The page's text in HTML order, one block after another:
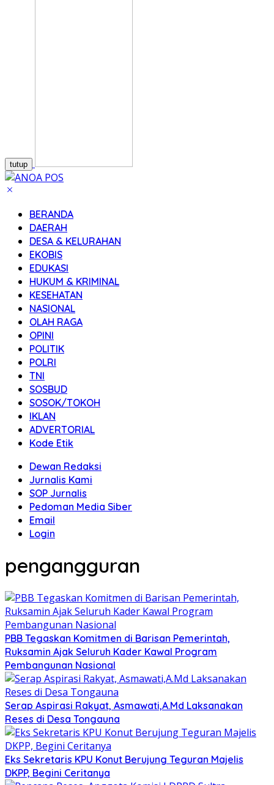
tutup
BERANDA
DAERAH
DESA & KELURAHAN
EKOBIS
EDUKASI
HUKUM & KRIMINAL
KESEHATAN
NASIONAL
OLAH RAGA
OPINI
POLITIK
POLRI
TNI
SOSBUD
SOSOK/TOKOH
IKLAN
ADVERTORIAL
Kode Etik
Dewan Redaksi
Jurnalis Kami
SOP Jurnalis
Pedoman Media Siber
Email
Login
pengangguran
PBB Tegaskan Komitmen di Barisan Pemerintah,
Ruksamin Ajak Seluruh Kader Kawal Program
Pembangunan Nasional
Serap Aspirasi Rakyat, Asmawati,A.Md Laksanakan
Reses di Desa Tongauna
Eks Sekretaris KPU Konut Berujung Teguran Majelis
DKPP, Begini Ceritanya